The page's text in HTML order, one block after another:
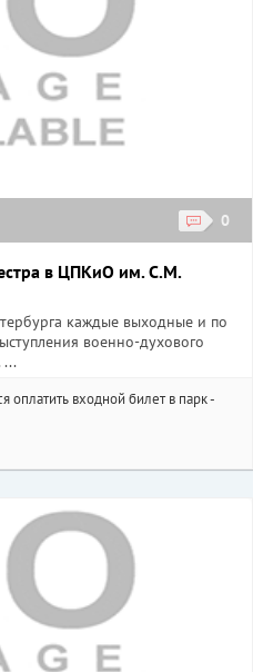
0
в ЦПКиО им. С.М.
каждые выходные и по
военно-духового
...
оплатить входной билет в парк -